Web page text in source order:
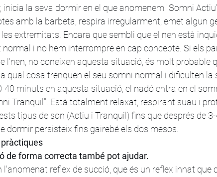
inicia la seva dormir en el que anomenem "Somni
amb la barbeta, respira irregularment, emet algun
extremitats. Encara que sembli que el nen està
i no hem interrompre en cap concepte. Si els
l'nen, no coneixen aquesta situació, és molt probable
qual cosa trenquen el seu somni normal i dificulten la
40 minuts en aquesta situació, el nadó entra en el
Tranquil". Està totalment relaxat, respirant suau i
tipus de son (Actiu i Tranquil) fins que després de 3-
dormir persisteix fins gairebé els dos mesos.
de forma correcta també pot ajudar.
l'anomenat reflex de succió, que és un reflex innat que